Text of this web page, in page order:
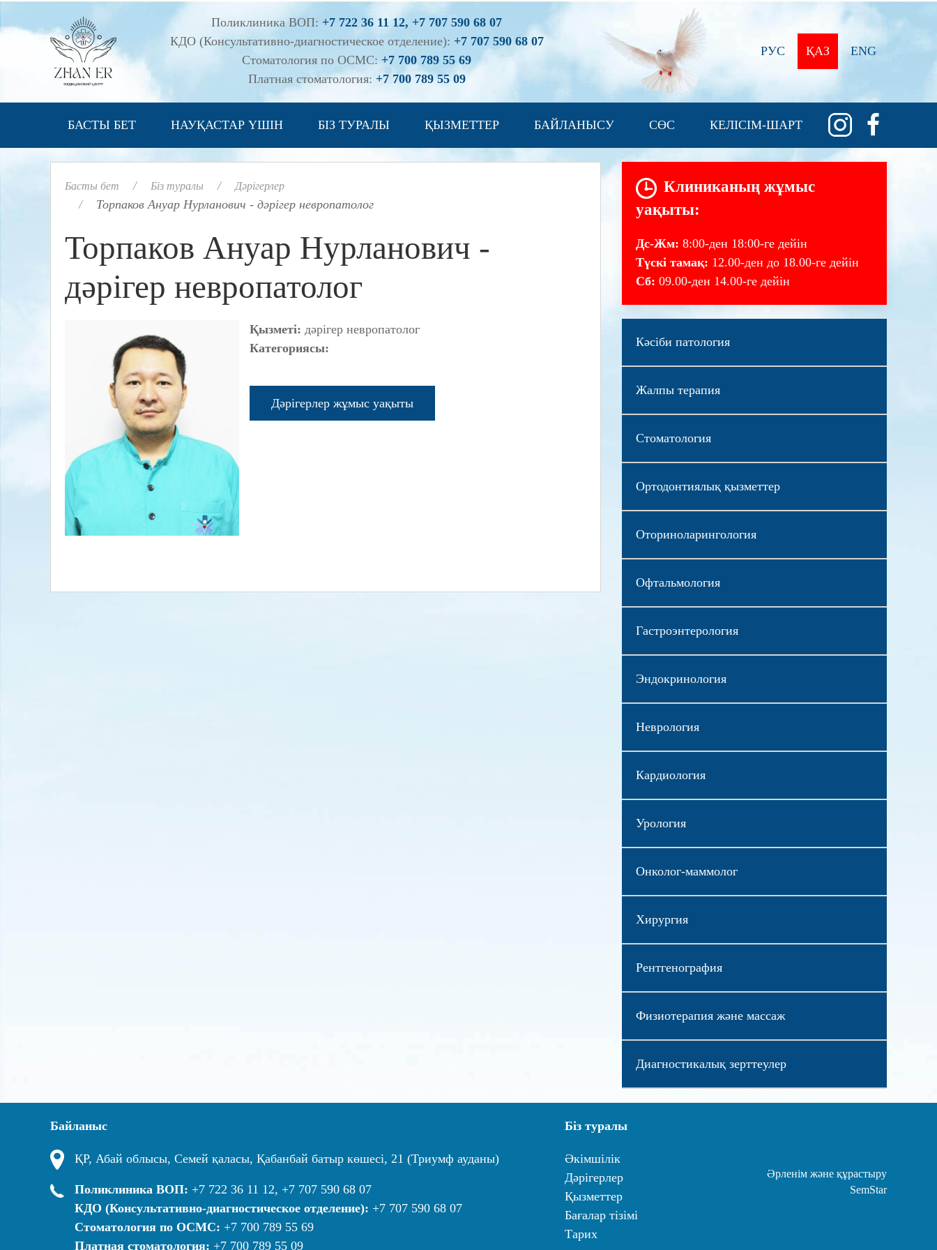
Поликлиника ВОП: +7 722 36 11 12, +7 707 590 68 07
КДО (Консультативно-диагностическое отделение): +7 707 590 68 07
Стоматология по ОСМС: +7 700 789 55 69
Платная стоматология: +7 700 789 55 09
РУС ҚАЗ ENG
БАСТЫ БЕТ НАУҚАСТАР ҮШІН БІЗ ТУРАЛЫ ҚЫЗМЕТТЕР БАЙЛАНЫСУ СӨС КЕЛІСІМ-ШАРТ
Басты бет Біз туралы Дәрігерлер
Торпаков Ануар Нурланович - дәрігер невропатолог
Торпаков Ануар Нурланович -
дәрігер невропатолог
Қызметі: дәрігер невропатолог
Категориясы:
Дәрігерлер жұмыс уақыты
Клиниканың жұмыс
уақыты:
Дс-Жм: 8:00-ден 18:00-ге дейін
Түскі тамақ: 12.00-ден до 18.00-ге дейін
Сб: 09.00-ден 14.00-ге дейін
Кәсіби патология
Жалпы терапия
Стоматология
Ортодонтиялық қызметтер
Оториноларингология
Офтальмология
Гастроэнтерология
Эндокринология
Неврология
Кардиология
Урология
Онколог-маммолог
Хирургия
Рентгенография
Физиотерапия және массаж
Диагностикалық зерттеулер
Байланыс
ҚР, Абай облысы, Семей қаласы, Қабанбай батыр көшесі, 21 (Триумф ауданы)
Поликлиника ВОП: +7 722 36 11 12, +7 707 590 68 07
КДО (Консультативно-диагностическое отделение): +7 707 590 68 07
Стоматология по ОСМС: +7 700 789 55 69
Платная стоматология: +7 700 789 55 09
Біз туралы
Әкімшілік
Дәрігерлер
Қызметтер
Бағалар тізімі
Тарих
Әрленім және құрастыру
SemStar